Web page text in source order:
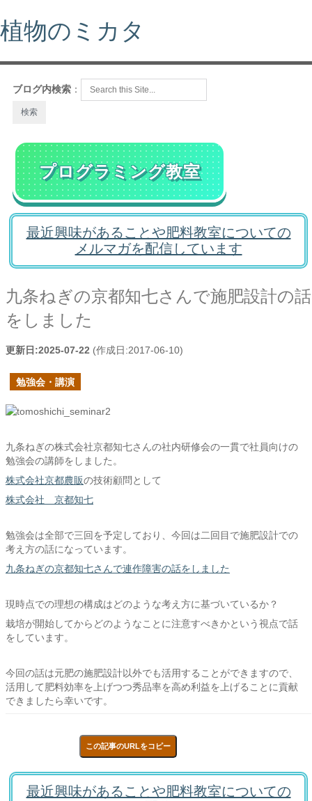
植物のミカタ
ブログ内検索 ：
プログラミング教室
最近興味があることや肥料教室についての
メルマガを配信しています
九条ねぎの京都知七さんで施肥設計の話
をしました
更新日:2025-07-22 (作成日:2017-06-10)
勉強会・講演
九条ねぎの株式会社京都知七さんの社内研修会の一貫で社員向けの
勉強会の講師をしました。
株式会社京都農販の技術顧問として
株式会社 京都知七
勉強会は全部で三回を予定しており、今回は二回目で施肥設計での
考え方の話になっています。
九条ねぎの京都知七さんで連作障害の話をしました
現時点での理想の構成はどのような考え方に基づいているか？
栽培が開始してからどのようなことに注意すべきかという視点で話
をしています。
今回の話は元肥の施肥設計以外でも活用することができますので、
活用して肥料効率を上げつつ秀品率を高め利益を上げることに貢献
できましたら幸いです。
この記事のURLをコピー
最近興味があることや肥料教室についての